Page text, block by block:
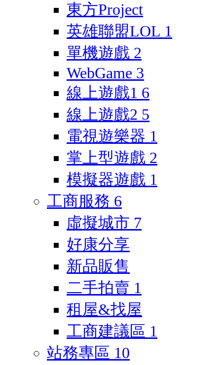
東方Project
英雄聯盟LOL 1
單機遊戲 2
WebGame 3
線上遊戲1 6
線上遊戲2 5
電視遊樂器 1
掌上型遊戲 2
模擬器遊戲 1
工商服務 6
虛擬城市 7
好康分享
新品販售
二手拍賣 1
租屋&找屋
工商建議區 1
站務專區 10